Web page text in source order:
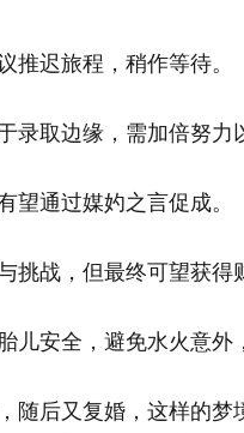
推迟旅程，稍作等待。
取边缘，需加倍努力
望通过媒妁之言促成。
战，但最终可望获得
安全，避免水火意外
随后又复婚，这样的梦